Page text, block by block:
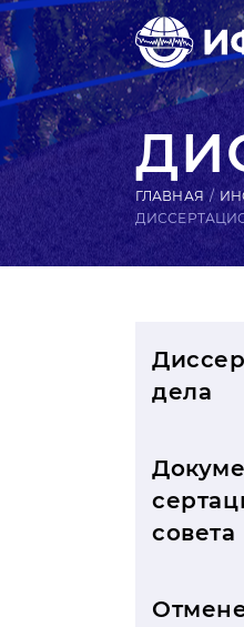
ГЛАВНАЯ
дела
совета